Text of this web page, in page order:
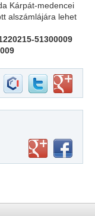
Kárpát-medencei
alszámlájára lehet
51300009